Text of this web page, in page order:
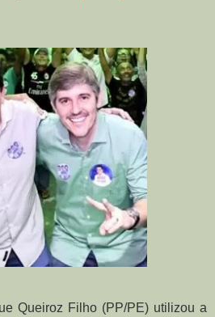
Queiroz Filho (PP/PE) utilizou a